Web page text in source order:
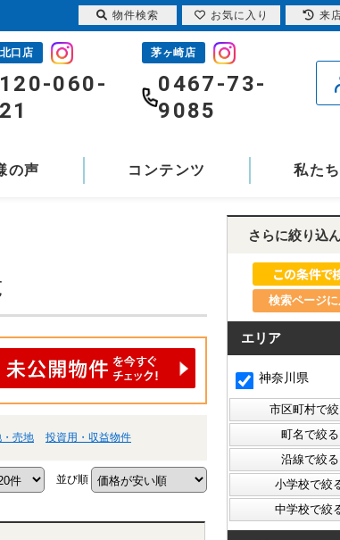
口店
060-
茅ヶ崎店
0467-73-
9085
の声 コンテンツ 私た
売地 投資用・収益物件
並び順
さらに絞り込
検索ページに
エリア
神奈川県
物件検索 お気に入り 来